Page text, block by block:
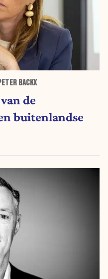
BACKX
de
buitenlandse